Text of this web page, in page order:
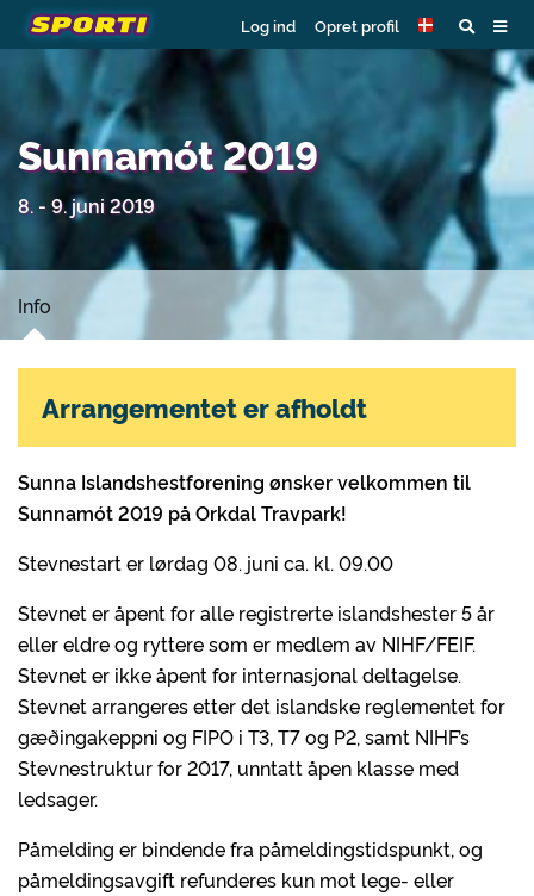
Log ind Opret profil
Sunnamót 2019
8. - 9. juni 2019
Info
Sunna Islandshestforening ønsker velkommen til
Sunnamót 2019 på Orkdal Travpark!
Stevnestart er lørdag 08. juni ca. kl. 09.00
Stevnet er åpent for alle registrerte islandshester 5 år
eller eldre og ryttere som er medlem av NIHF/FEIF.
Stevnet er ikke åpent for internasjonal deltagelse.
Stevnet arrangeres etter det islandske reglementet for
gæðingakeppni og FIPO i T3, T7 og P2, samt NIHF’s
Stevnestruktur for 2017, unntatt åpen klasse med
ledsager.
Påmelding er bindende fra påmeldingstidspunkt, og
påmeldingsavgift refunderes kun mot lege- eller
Arrangementet er afholdt